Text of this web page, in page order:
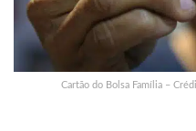
Cartão do Bolsa Família –